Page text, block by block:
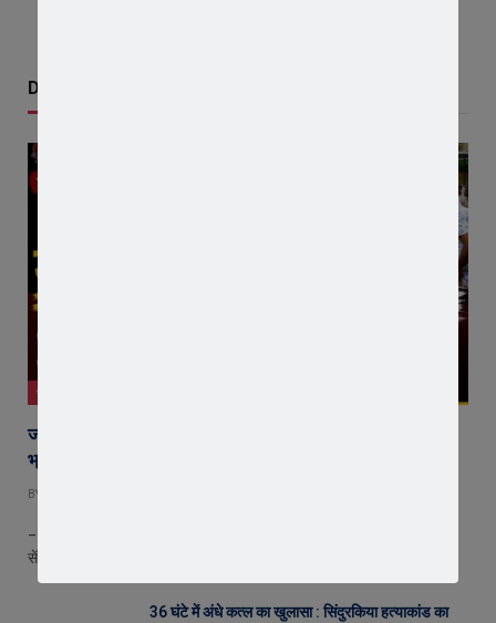
Don't Miss
जावरा
जावरा में किसानों और कांग्रेस का जंगी प्रदर्शन, राजस्व विभाग में
भ्रष्टाचार और फसल बीमा पर जताया आक्रोश
BY
– फसल बीमा घोटाले, राजस्व विभाग में भ्रष्टाचार और अवैध वसूली के आरोपों पर
सेंकड़ो…
36 घंटे में अंधे कत्ल का खुलासा : सिंदुरकिया हत्याकांड का